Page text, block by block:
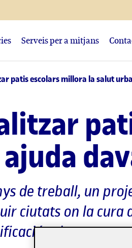
Serveis per a mitjans
patis escolars millora la salut
de treball, un
ciutats on la
urbana,